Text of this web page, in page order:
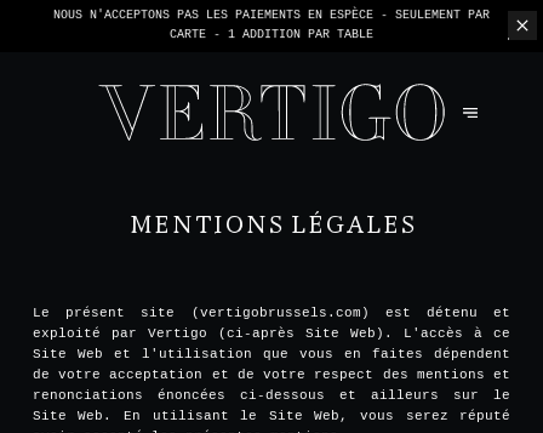
NOUS N'ACCEPTONS PAS LES PAIEMENTS EN ESPÈCE - SEULEMENT PAR
CARTE - 1 ADDITION PAR TABLE
MENTIONS LÉGALES
Le présent site (vertigobrussels.com) est détenu et
exploité par Vertigo (ci-après Site Web). L'accès à ce
Site Web et l'utilisation que vous en faites dépendent
de votre acceptation et de votre respect des mentions et
renonciations énoncées ci-dessous et ailleurs sur le
Site Web. En utilisant le Site Web, vous serez réputé